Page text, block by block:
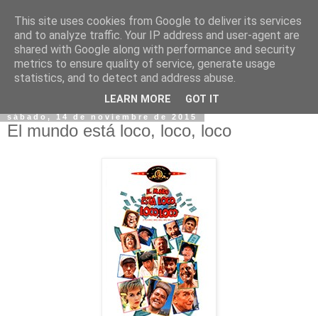
sábado, 14 de noviembre de 2015
El mundo está loco, loco, loco
This site uses cookies from Google to deliver its services
and to analyze traffic. Your IP address and user-agent are
shared with Google along with performance and security
metrics to ensure quality of service, generate usage
statistics, and to detect and address abuse.
LEARN MORE GOT IT